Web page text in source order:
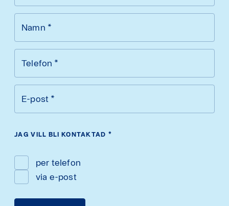
Namn *
Telefon *
E-post *
JAG VILL BLI KONTAKTAD *
per telefon
via e-post